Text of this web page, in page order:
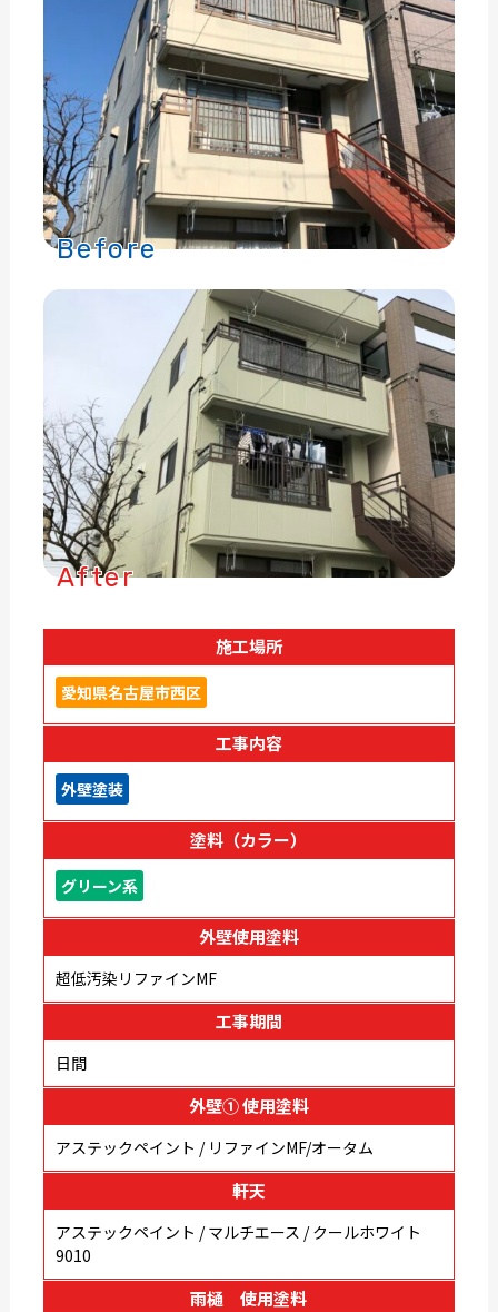
Before
After
施工場所
愛知県名古屋市西区
工事内容
外壁塗装
塗料（カラー）
グリーン系
外壁使用塗料
超低汚染リファインMF
工事期間
日間
外壁① 使用塗料
アステックペイント / リファインMF/オータム
軒天
アステックペイント / マルチエース / クールホワイト
9010
雨樋 使用塗料